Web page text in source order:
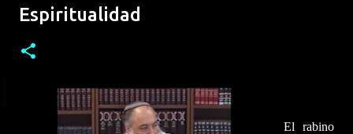
Espiritualidad
El rabino